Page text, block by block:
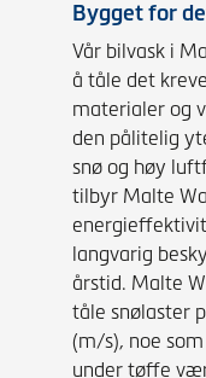
Bygget for
Vår bilvask i
å tåle det
materialer og
den pålitelig
snø og høy
tilbyr Malte
langvarig
årstid. Malte
tåle snølaster
(m/s), noe
under tøffe